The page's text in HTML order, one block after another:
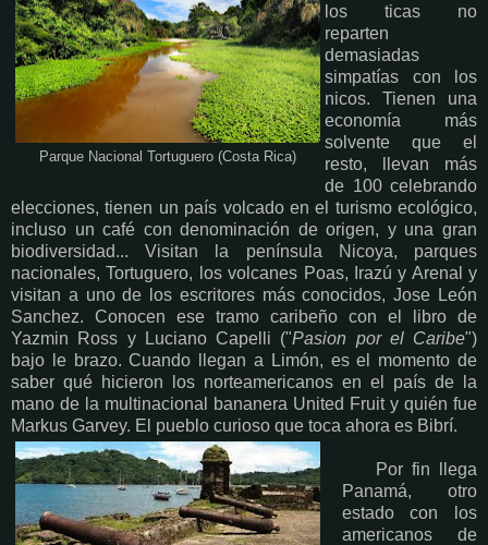
Parque Nacional Tortuguero (Costa Rica)
los ticas no
reparten
demasiadas
simpatías con los
nicos. Tienen una
economía más
solvente que el
resto, llevan más
de 100 celebrando
elecciones, tienen un país volcado en el turismo ecológico,
incluso un café con denominación de origen, y una gran
biodiversidad... Visitan la península Nicoya, parques
nacionales, Tortuguero, los volcanes Poas, Irazú y Arenal y
visitan a uno de los escritores más conocidos, Jose León
Sanchez. Conocen ese tramo caribeño con el libro de
Yazmin Ross y Luciano Capelli ("Pasion por el Caribe")
bajo le brazo. Cuando llegan a Limón, es el momento de
saber qué hicieron los norteamericanos en el país de la
mano de la multinacional bananera United Fruit y quién fue
Markus Garvey. El pueblo curioso que toca ahora es Bibrí.
Por fin llega
Panamá, otro
estado con los
americanos de